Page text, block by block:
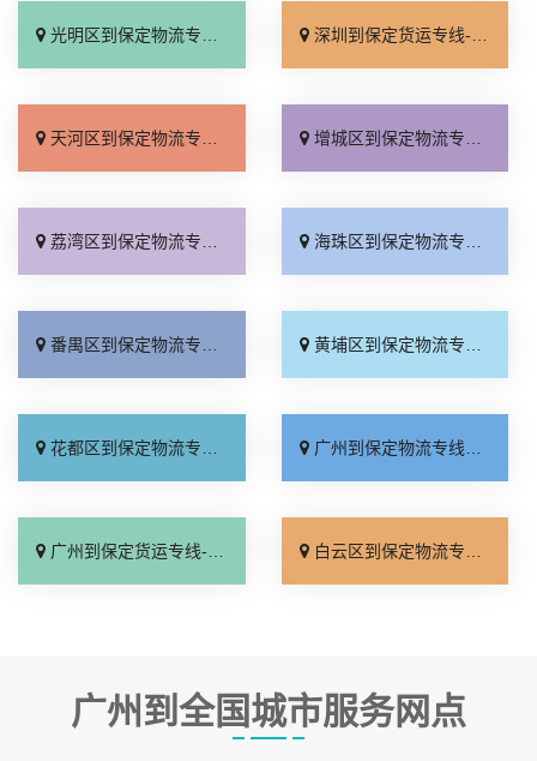
光明区到保定物流专线_随叫随到「专业靠谱」 深圳到保定货运专线-深圳到保定物流公司_来电咨询「直通专线」
天河区到保定物流专线_运价实惠「几天到达」 增城区到保定物流专线_无需中转「专业靠谱」
荔湾区到保定物流专线_合同承运「急你所需」 海珠区到保定物流专线_全境到达「服务周到」
番禺区到保定物流专线_直达到站「多久能到」 黄埔区到保定物流专线_收费介绍「快运直达」
花都区到保定物流专线_快速直达「收费介绍」 广州到保定物流专线_专线快运「运保时效」
广州到保定货运专线-广州到保定物流公司_运价实惠「上门提货」 白云区到保定物流专线_怎么收费「直达往返」
广州到全国城市服务网点